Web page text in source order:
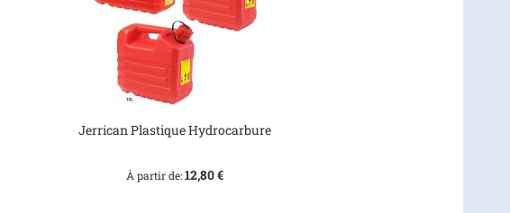
Jerrican Plastique Hydrocarbure
À partir de 12,80 €